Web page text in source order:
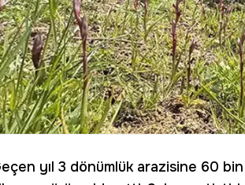
yıl 3 dönümlük arazisine 60